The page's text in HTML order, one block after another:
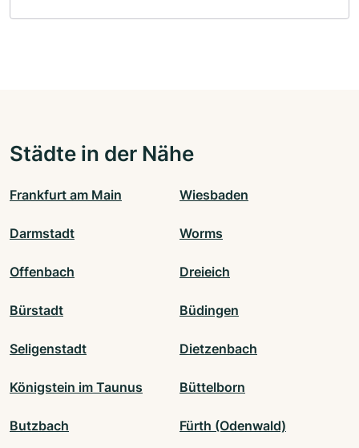
Städte in der Nähe
Frankfurt am Main Wiesbaden
Darmstadt Worms
Offenbach Dreieich
Bürstadt Büdingen
Seligenstadt Dietzenbach
Königstein im Taunus Büttelborn
Butzbach Fürth (Odenwald)